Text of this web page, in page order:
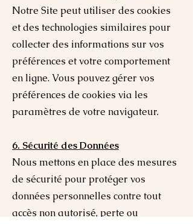
Notre Site peut utiliser des cookies
et des technologies similaires pour
collecter des informations sur vos
préférences et votre comportement
en ligne. Vous pouvez gérer vos
préférences de cookies via les
paramètres de votre navigateur.
6. Sécurité des Données
Nous mettons en place des mesures
de sécurité pour protéger vos
données personnelles contre tout
accès non autorisé, perte ou